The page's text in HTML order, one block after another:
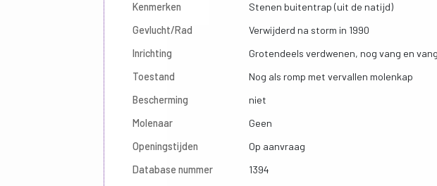
Kenmerken
Stenen buitentrap (uit de natijd)
Gevlucht/Rad
Verwijderd na storm in 1990
Inrichting
Grotendeels verdwenen, nog vang en
Toestand
Nog als romp met vervallen molenkap
Bescherming
niet
Molenaar
Geen
Openingstijden
Op aanvraag
Database nummer
1394